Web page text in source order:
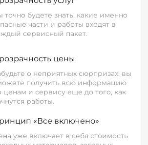
точно будете знать, какие именно
части и работы входят в
сервисный пакет.
цены
о неприятных сюрпризах: вы
получить всю информацию
ценам и сервису еще до того, как
работы.
«Все включено»
уже включает в себя стоимость